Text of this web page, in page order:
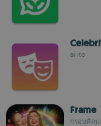
ai ito
Frame
กรอบศิล